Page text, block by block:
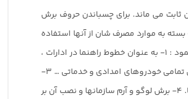
ثابت می ماند. برای چسباندن حروف برش
به موارد مصرف شان از آنها استفاده
میشود . موارد مصرف روز رنگ بیشترین مصرف روزرنگ برای برش حروف ، آرم و لوگو میباشد . ولی این متریال مصارف دیگری نیز دارد که به این موارد میتوان اشاره نمود : ۱- به عنوان خطوط راهنما در ادارات ،
شرکتها ، بیمارستانها ، درمانگاهها و ارگانهای بزرگ. ۲- برای برندد کردن خودروهای پلیس ، تاکسی ها ، آمبولانسها ، یدک کش ها ، خودروهای آتش نشانی و به طور کلی تمامی خودروهای امدادی و خدماتی … ۳-
برش نام فروشگاه ومغازه و نصب آن بر روی شیشه و یا برش جملات راهنما و نصب آن بر روی شیشه جهت دادن اطلاعات به مراجعین ادارات ، بیمارستها ، شرکتها و ارگانها. ۴- برش لوگو و آرم سازمانها و نصب آن بر